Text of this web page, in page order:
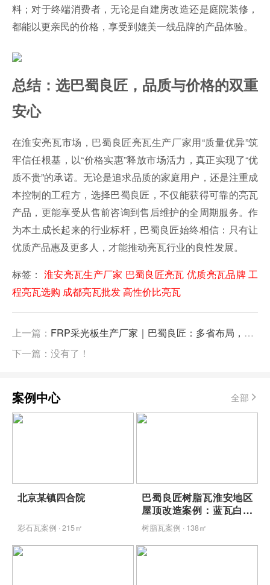
料；对于终端消费者，无论是自建房改造还是庭院装修，
都能以更亲民的价格，享受到媲美一线品牌的产品体验。
总结：选巴蜀良匠，品质与价格的双重
安心
在淮安亮瓦市场，巴蜀良匠亮瓦生产厂家用“质量优异”筑
牢信任根基，以“价格实惠”释放市场活力，真正实现了“优
质不贵”的承诺。无论是追求品质的家庭用户，还是注重成
本控制的工程方，选择巴蜀良匠，不仅能获得可靠的亮瓦
产品，更能享受从售前咨询到售后维护的全周期服务。作
为本土成长起来的行业标杆，巴蜀良匠始终相信：只有让
优质产品惠及更多人，才能推动亮瓦行业的良性发展。
标签： 淮安亮瓦生产厂家 巴蜀良匠亮瓦 优质亮瓦品牌工
程亮瓦选购 成都亮瓦批发高性价比亮瓦
上一篇： FRP采光板生产厂家｜巴蜀良匠：多省布局，打造高品质采光解决方案
下一篇：没有了！
案例中心 全部
北京某镇四合院
彩石瓦案例 · 215㎡
巴蜀良匠树脂瓦淮安地区
屋顶改造案例：蓝瓦白墙
映青山，包工包料省心焕
新
树脂瓦案例 · 138㎡